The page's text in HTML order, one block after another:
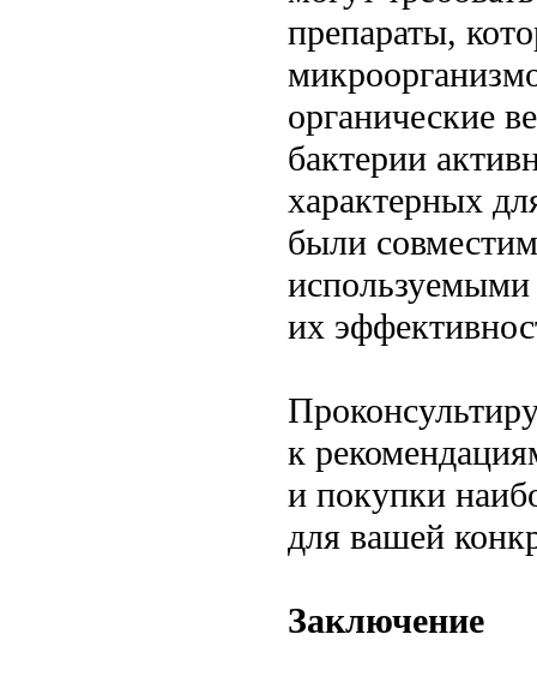
препараты,
органические
бактерии
характерных
были
используемыми
их
к
и покупки
для вашей
Заключение